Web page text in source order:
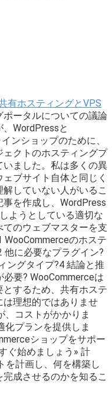
有ホスティングとVPS
ータルについての議論
WordPressと
ンショップのために、
ェクトのホスティングプ
ました。私は多くの異
ブサイト自体と同じく
していない人がいるこ
を作成し、WordPress
ようとしている適切な
のウェブマスターを支
のホステ
他に必要なプラグイン?
ングタイプ?4 結論と推
要? WooCommerceは
するため、共有ホステ
は理想的ではありませ
、コストがかかりま
化プランを提供しま
ショップをサポー
ぐ始めましょう» 計
を計画し、何を構築し
成させるのかを知るこ